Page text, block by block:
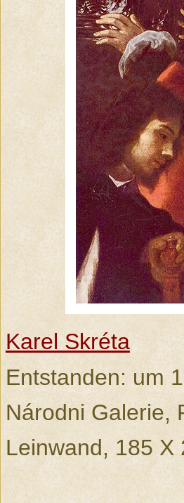
Karel Skréta
Entstanden: um
Národni Galerie,
Leinwand, 185 X